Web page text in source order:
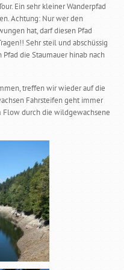
Ein sehr kleiner Wanderpfad
Achtung: Nur wer den
hat, darf diesen Pfad
Sehr steil und abschüssig
die Staumauer hinab nach
treffen wir wieder auf die
Fahrsteifen geht immer
Flow durch die wildgewachsene